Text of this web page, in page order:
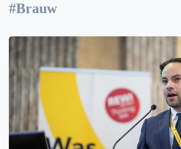
#Brauw